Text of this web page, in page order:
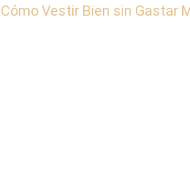
Cómo Vestir Bien sin Gastar